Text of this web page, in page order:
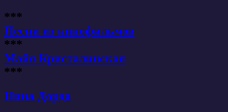
***
Песни из кинофильмов
***
Майя Кристалинская
***
Нина Дорда